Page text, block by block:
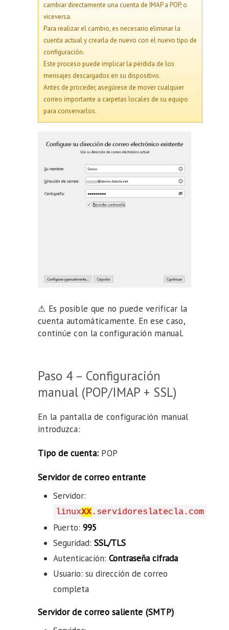
cambiar directamente una cuenta de IMAP a POP, o
viceversa.
Para realizar el cambio, es necesario eliminar la
cuenta actual y crearla de nuevo con el nuevo tipo de
configuración.
Este proceso puede implicar la pérdida de los
mensajes descargados en su dispositivo.
Antes de proceder, asegúrese de mover cualquier
correo importante a carpetas locales de su equipo
para conservarlos.
⚠ Es posible que no puede verificar la
cuenta automáticamente. En ese caso,
continúe con la configuración manual.
Paso 4 – Configuración
manual (POP/IMAP + SSL)
En la pantalla de configuración manual
introduzca:
Tipo de cuenta: POP
Servidor de correo entrante
Servidor:
linuxXX .servidoreslatecla.com
Puerto: 995
Seguridad: SSL/TLS
Autenticación: Contraseña cifrada
Usuario: su dirección de correo
completa
Servidor de correo saliente (SMTP)